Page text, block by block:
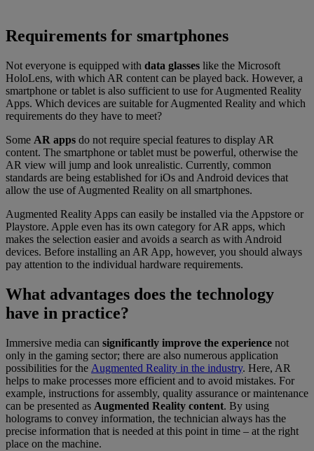
Requirements for smartphones
Not everyone is equipped with data glasses like the Microsoft
HoloLens, with which AR content can be played back. However, a
smartphone or tablet is also sufficient to use for Augmented Reality
Apps. Which devices are suitable for Augmented Reality and which
requirements do they have to meet?
Some AR apps do not require special features to display AR
content. The smartphone or tablet must be powerful, otherwise the
AR view will jump and look unrealistic. Currently, common
standards are being established for iOs and Android devices that
allow the use of Augmented Reality on all smartphones.
Augmented Reality Apps can easily be installed via the Appstore or
Playstore. Apple even has its own category for AR apps, which
makes the selection easier and avoids a search as with Android
devices. Before installing an AR App, however, you should always
pay attention to the individual hardware requirements.
What advantages does the technology
have in practice?
Immersive media can significantly improve the experience not
only in the gaming sector; there are also numerous application
possibilities for the Augmented Reality in the industry. Here, AR
helps to make processes more efficient and to avoid mistakes. For
example, instructions for assembly, quality assurance or maintenance
can be presented as Augmented Reality content. By using
holograms to convey information, the technician always has the
precise information that is needed at this point in time – at the right
place on the machine.